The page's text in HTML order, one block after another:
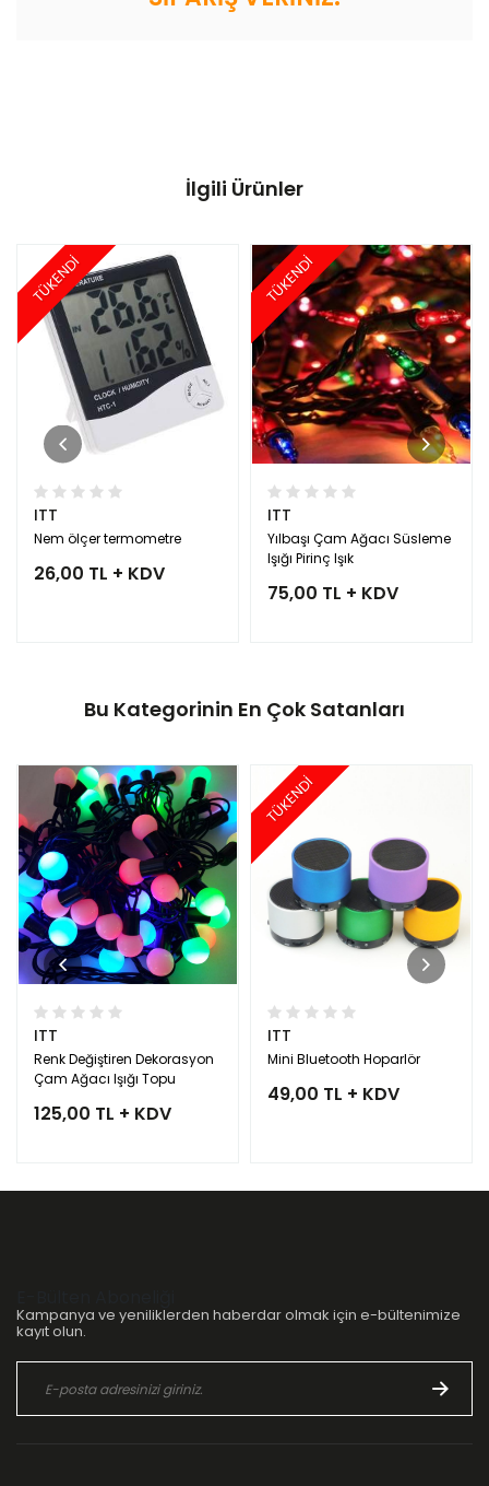
İlgili Ürünler
TÜKENDİ
ITT
Nem ölçer termometre
26,00 TL + KDV
TÜKENDİ
ITT
Yılbaşı Çam Ağacı Süsleme
Işığı Pirinç Işık
75,00 TL + KDV
Bu Kategorinin En Çok Satanları
ITT
Renk Değiştiren Dekorasyon
Çam Ağacı Işığı Topu
125,00 TL + KDV
TÜKENDİ
ITT
Mini Bluetooth Hoparlör
49,00 TL + KDV
Kampanya ve yeniliklerden haberdar olmak için e-bültenimize
kayıt olun.